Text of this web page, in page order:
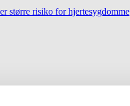
større risiko for hjertesygdomme